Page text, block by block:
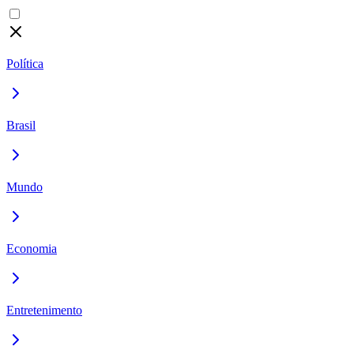
Política
Brasil
Mundo
Economia
Entretenimento